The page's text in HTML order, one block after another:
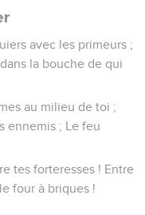
avec les primeurs ;
la bouche de qui
au milieu de toi ;
ennemis ; Le feu
tes forteresses ! Entre
four à briques !